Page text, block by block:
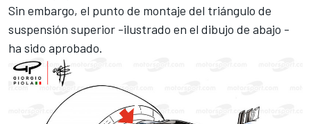
Sin embargo, el punto de montaje del triángulo de
suspensión superior -ilustrado en el dibujo de abajo -
ha sido aprobado.